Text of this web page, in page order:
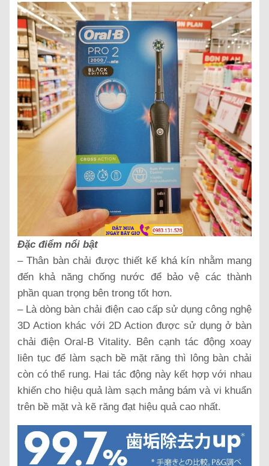
Đặc điểm nổi bật
– Thân bàn chải được thiết kế khá kín nhằm mang
đến khả năng chống nước để bảo vệ các thành
phần quan trọng bên trong tốt hơn.
– Là dòng bàn chải điện cao cấp sử dụng công nghệ
3D Action khác với 2D Action được sử dụng ở bàn
chải điện Oral-B Vitality. Bên cạnh tác động xoay
liên tục để làm sạch bề mặt răng thì lông bàn chải
còn có thể rung. Hai tác động này kết hợp với nhau
khiến cho hiệu quả làm sạch mảng bám và vi khuẩn
trên bề mặt và kẽ răng đạt hiệu quả cao nhất.